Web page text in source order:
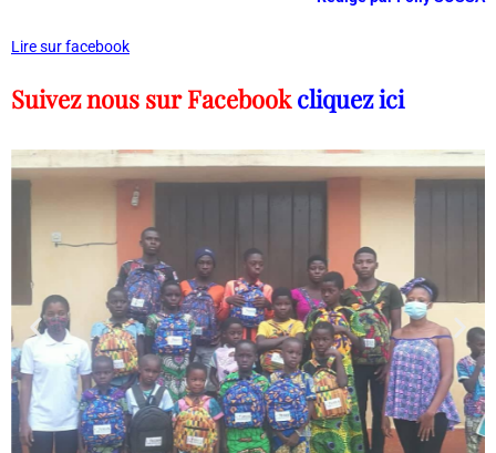
Lire sur facebook
Suivez nous sur Facebook cliquez ici